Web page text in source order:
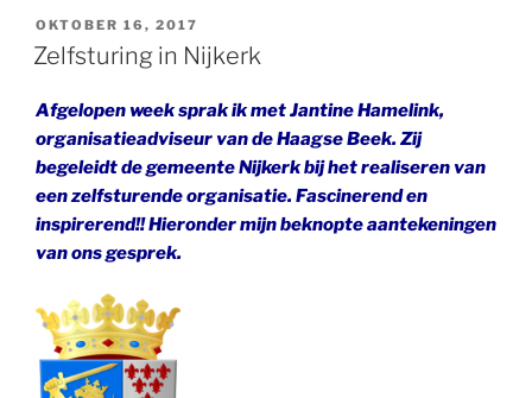
GEPLAATST
OP
OKTOBER 16, 2017
Zelfsturing in Nijkerk
Afgelopen week sprak ik met Jantine Hamelink,
organisatieadviseur van de Haagse Beek. Zij
begeleidt de gemeente Nijkerk bij het realiseren van
een zelfsturende organisatie. Fascinerend en
inspirerend!! Hieronder mijn beknopte aantekeningen
van ons gesprek.